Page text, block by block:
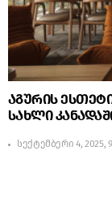
აგურის
სახლი
სექტემბერი 4, 2025,